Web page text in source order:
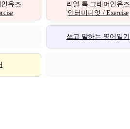
유즈
리얼 톡 그래머인유즈
인터미디엇 / Exercise
쓰고 말하는 영어일기